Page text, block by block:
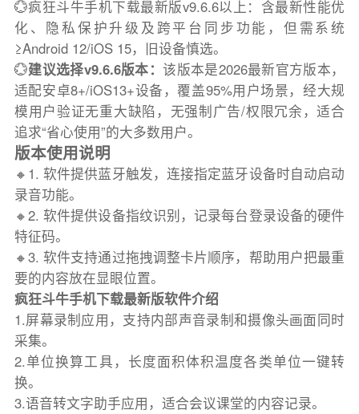
💮疯狂斗牛手机下载最新版v9.6.6以上：含最新性能优
化、隐私保护升级及跨平台同步功能，但需系统
≥Android 12/iOS 15，旧设备慎选。
💮建议选择v9.6.6版本：该版本是2026最新官方版本，
适配安卓8+/iOS13+设备，覆盖95%用户场景，经大规
模用户验证无重大缺陷，无强制广告/权限冗余，适合
追求“省心使用”的大多数用户。
版本使用说明
🔸1. 软件提供蓝牙触发，连接指定蓝牙设备时自动启动
录音功能。
🔸2. 软件提供设备指纹识别，记录每台登录设备的硬件
特征码。
🔸3. 软件支持通过拖拽调整卡片顺序，帮助用户把最重
要的内容放在显眼位置。
疯狂斗牛手机下载最新版软件介绍
1.屏幕录制应用，支持内部声音录制和摄像头画面同时
采集。
2.单位换算工具，长度面积体积温度各类单位一键转
换。
3.语音转文字助手应用，适合会议课堂的内容记录。